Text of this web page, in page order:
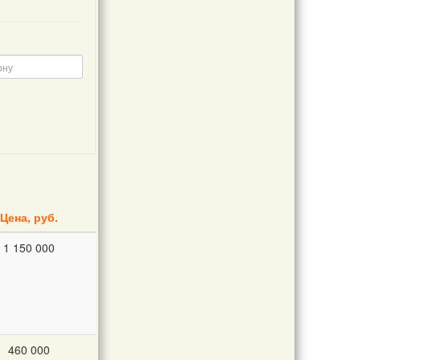
Цена, руб.
1 150 000
460 000